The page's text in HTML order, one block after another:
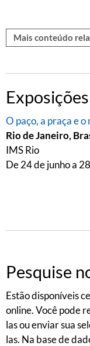
Mais conteúdo
Exposições
O paço, a praça e
Rio de Janeiro,
IMS Rio
De 24 de junho a
Pesquise
Estão disponíveis
online. Você pode
las ou enviar sua
las. Na base de